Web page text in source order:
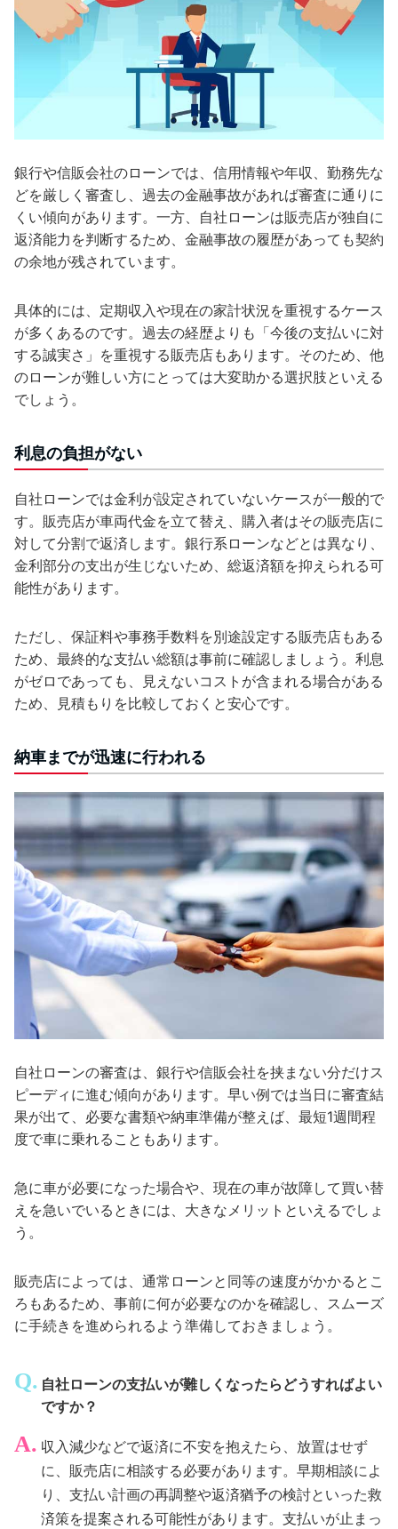
銀行や信販会社のローンでは、信用情報や年収、勤務先な
どを厳しく審査し、過去の金融事故があれば審査に通りに
くい傾向があります。一方、自社ローンは販売店が独自に
返済能力を判断するため、金融事故の履歴があっても契約
の余地が残されています。
具体的には、定期収入や現在の家計状況を重視するケース
が多くあるのです。過去の経歴よりも「今後の支払いに対
する誠実さ」を重視する販売店もあります。そのため、他
のローンが難しい方にとっては大変助かる選択肢といえる
でしょう。
利息の負担がない
自社ローンでは金利が設定されていないケースが一般的で
す。販売店が車両代金を立て替え、購入者はその販売店に
対して分割で返済します。銀行系ローンなどとは異なり、
金利部分の支出が生じないため、総返済額を抑えられる可
能性があります。
ただし、保証料や事務手数料を別途設定する販売店もある
ため、最終的な支払い総額は事前に確認しましょう。利息
がゼロであっても、見えないコストが含まれる場合がある
ため、見積もりを比較しておくと安心です。
納車までが迅速に行われる
自社ローンの審査は、銀行や信販会社を挟まない分だけス
ピーディに進む傾向があります。早い例では当日に審査結
果が出て、必要な書類や納車準備が整えば、最短1週間程
度で車に乗れることもあります。
急に車が必要になった場合や、現在の車が故障して買い替
えを急いでいるときには、大きなメリットといえるでしょ
う。
販売店によっては、通常ローンと同等の速度がかかるとこ
ろもあるため、事前に何が必要なのかを確認し、スムーズ
に手続きを進められるよう準備しておきましょう。
自社ローンの支払いが難しくなったらどうすればよい
ですか？
収入減少などで返済に不安を抱えたら、放置はせず
に、販売店に相談する必要があります。早期相談によ
り、支払い計画の再調整や返済猶予の検討といった救
済策を提案される可能性があります。支払いが止まっ